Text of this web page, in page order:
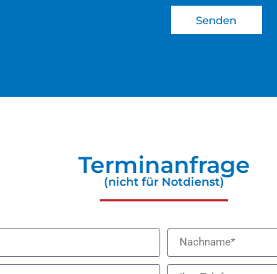
Senden
Terminanfrage
(nicht für Notdienst)